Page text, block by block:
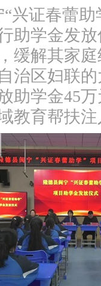
“兴证春蕾
助学金发
缓解其家
治区妇联
助学金45
教育帮扶